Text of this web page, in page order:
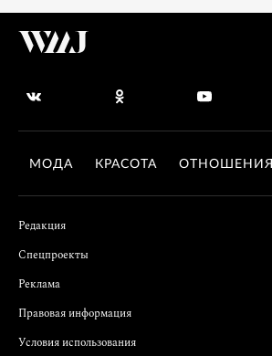
МОДА КРАСОТА ОТНОШЕНИЯ
Редакция
Спецпроекты
Реклама
Правовая информация
Условия использования